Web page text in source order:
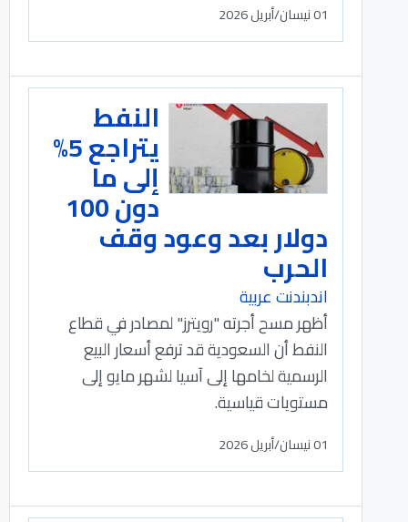
01 نيسان/أبريل 2026
النفط
يتراجع 5%
إلى ما
دون 100
دولار بعد وعود وقف
الحرب
اندبندنت عربية
أظهر مسح أجرته "رويترز" ‌لمصادر في قطاع
النفط أن السعودية قد ترفع أسعار البيع
الرسمية لخامها إلى آسيا لشهر مايو إلى
مستويات قياسية.
01 نيسان/أبريل 2026